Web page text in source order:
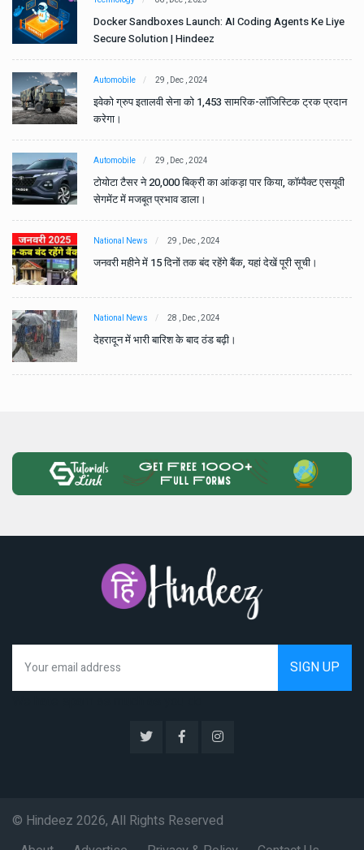
Docker Sandboxes Launch: AI Coding Agents Ke Liye
Secure Solution | Hindeez
Automobile 29 , Dec , 2024
इवेको ग्रुप इतालवी सेना को 1,453 सामरिक-लॉजिस्टिक ट्रक प्रदान
करेगा।
Automobile 29 , Dec , 2024
टोयोटा टैसर ने 20,000 बिक्री का आंकड़ा पार किया, कॉम्पैक्ट एसयूवी
सेगमेंट में मजबूत प्रभाव डाला।
National News 29 , Dec , 2024
जनवरी महीने में 15 दिनों तक बंद रहेंगे बैंक, यहां देखें पूरी सूची।
National News 28 , Dec , 2024
देहरादून में भारी बारिश के बाद ठंड बढ़ी।
© Hindeez 2026, All Rights Reserved